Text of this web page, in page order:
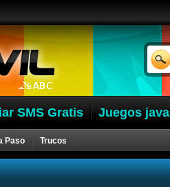
SMS Gratis Juegos java
Paso Trucos